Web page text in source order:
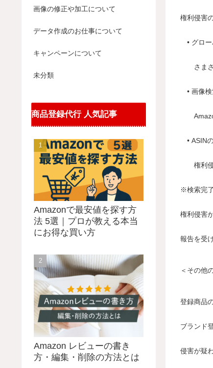
権利侵害
• グロー
さまざ
• 画像検
Amazon
• ASIN
権利侵
※検索完
権利侵害
報告を受
＜その他
登録商品
ブランド
侵害が疑
画像の修正や加工について
データ作成のお仕事について
キャンペーンについて
未分類
商品登録代行 人気記事
Amazonで最安値を探す方
法 5選｜プロが教える本当
にお得な買い方
Amazon レビューの書き
方・編集・削除の方法とは